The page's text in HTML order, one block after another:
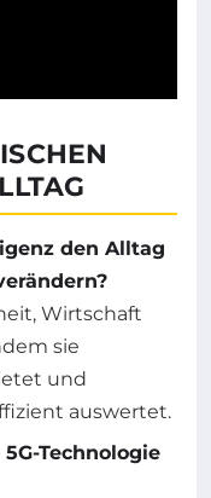
den Alltag
Wirtschaft
sie
und
auswertet.
Technologie